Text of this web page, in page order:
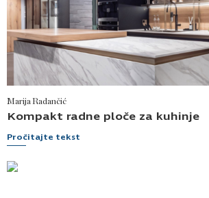
Marija Radančić
Kompakt radne ploče za kuhinje
Pročitajte tekst